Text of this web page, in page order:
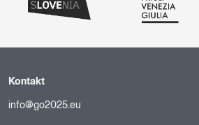
Kontakt
info@go2025.eu